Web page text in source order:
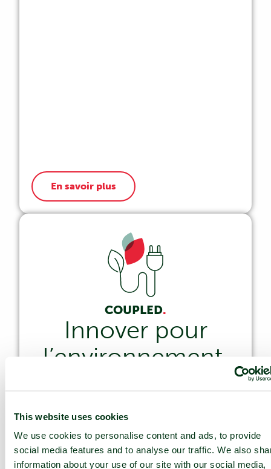
This website uses cookies
We use cookies to personalise content and ads, to provide
social media features and to analyse our traffic. We also
information about your use of our site with our social media,
En savoir plus
COUPLED.
Innover pour
l’environnement.
nLighten s’engage à améliorer continuellement
plus nos datacentres au secteur de l’énergie.
Notre but : récupérer la chaleur au profit de la
communauté locale et stabiliser la
consommation énergétique de notre réseau en